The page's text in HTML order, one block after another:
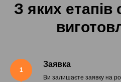
З яких етапів
1
Заявка
Ви залишаєте заявку на